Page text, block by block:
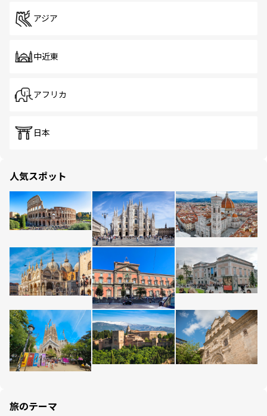
アジア
中近東
アフリカ
日本
人気スポット
旅のテーマ